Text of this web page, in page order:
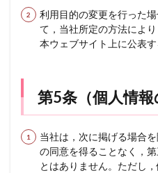
利用目的の変更を行った
て，当社所定の方法によ
本ウェブサイト上に公表す
第5条（個人情報
当社は，次に掲げる場合
の同意を得ることなく，
とはありません。ただし